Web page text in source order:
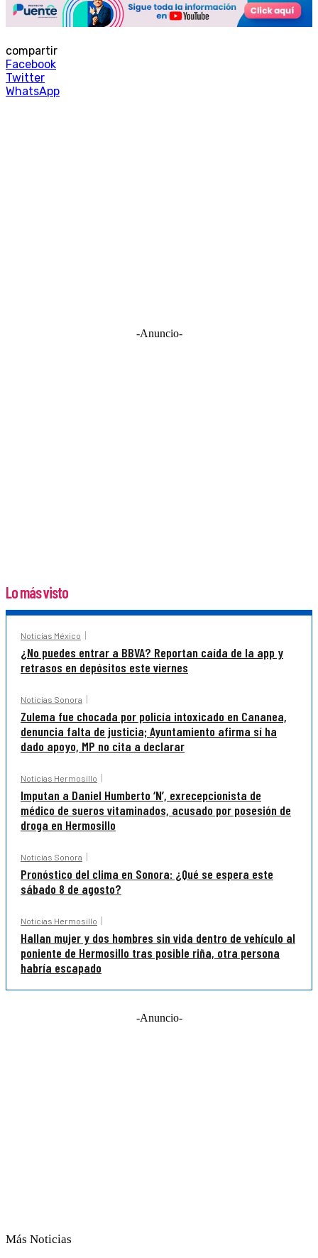
compartir
Facebook
Twitter
WhatsApp
-Anuncio-
Lo más visto
Noticias México
¿No puedes entrar a BBVA? Reportan caída de la app y
retrasos en depósitos este viernes
Noticias Sonora
Zulema fue chocada por policía intoxicado en Cananea,
denuncia falta de justicia; Ayuntamiento afirma sí ha
dado apoyo, MP no cita a declarar
Noticias Hermosillo
Imputan a Daniel Humberto ‘N’, exrecepcionista de
médico de sueros vitaminados, acusado por posesión de
droga en Hermosillo
Noticias Sonora
Pronóstico del clima en Sonora: ¿Qué se espera este
sábado 8 de agosto?
Noticias Hermosillo
Hallan mujer y dos hombres sin vida dentro de vehículo al
poniente de Hermosillo tras posible riña, otra persona
habría escapado
-Anuncio-
Más Noticias